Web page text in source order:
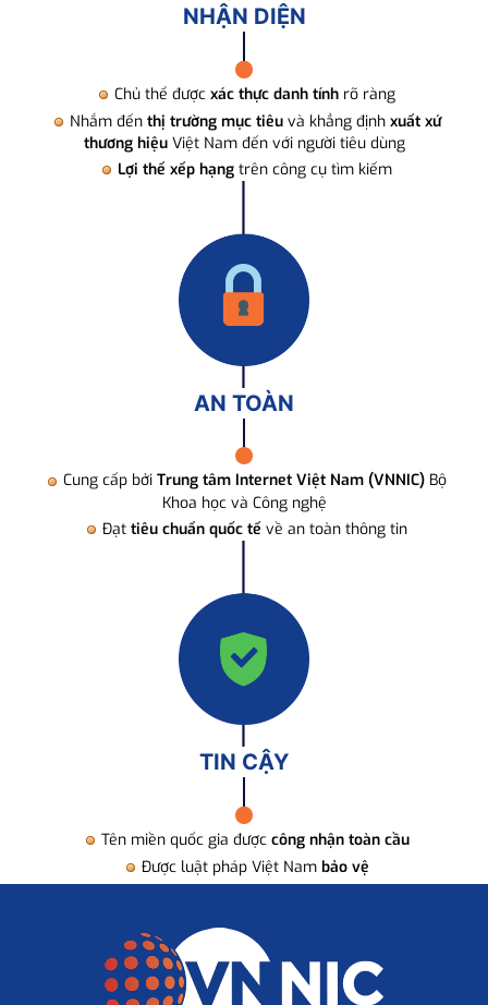
NHẬN DIỆN
Chủ thể được xác thực danh tính rõ ràng
Nhắm đến thị trường mục tiêuvà khẳng định xuất xứ
thương hiệuViệt Nam đến với người tiêu dùng
Lợi thế xếp hạng trên công cụ tìm kiếm
AN TOÀN
Cung cấp bởi Trung tâm Internet Việt Nam (VNNIC) Bộ
Khoa học và Công nghệ
Đạt tiêu chuẩn quốc tế về an toàn thông tin
TIN CẬY
Tên miền quốc gia được công nhận toàn cầu
Được luật pháp Việt Nam bảo vệ